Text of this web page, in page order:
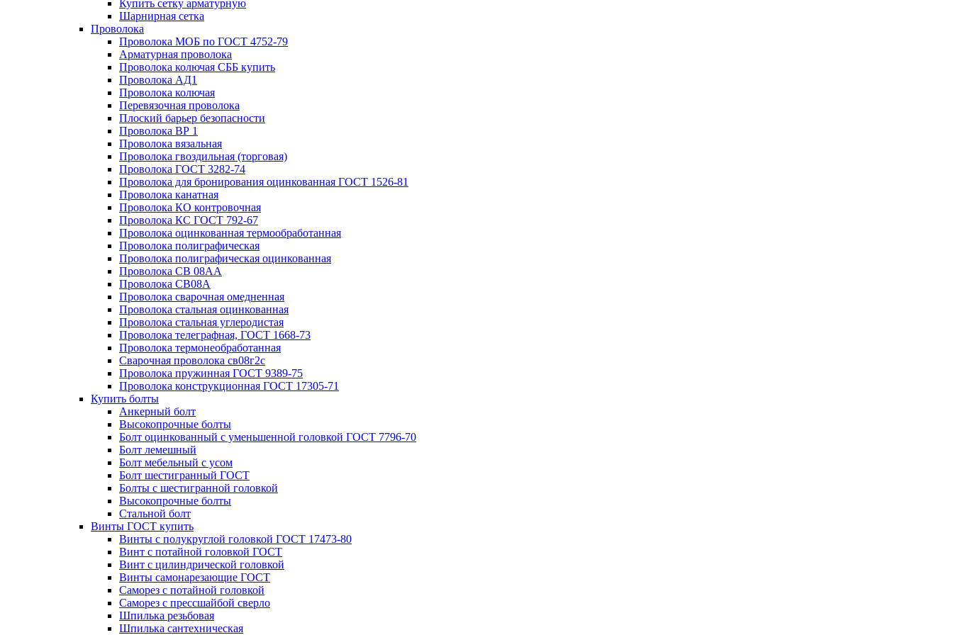
Купить сетку арматурную
Шарнирная сетка
Проволока
Проволока МОБ по ГОСТ 4752-79
Арматурная проволока
Проволока колючая СББ купить
Проволока АД1
Проволока колючая
Перевязочная проволока
Плоский барьер безопасности
Проволока ВР 1
Проволока вязальная
Проволока гвоздильная (торговая)
Проволока ГОСТ 3282-74
Проволока для бронирования оцинкованная ГОСТ 1526-81
Проволока канатная
Проволока КО контровочная
Проволока КС ГОСТ 792-67
Проволока оцинкованная термообработанная
Проволока полиграфическая
Проволока полиграфическая оцинкованная
Проволока СВ 08АА
Проволока СВ08А
Проволока сварочная омедненная
Проволока стальная оцинкованная
Проволока стальная углеродистая
Проволока телеграфная, ГОСТ 1668-73
Проволока термонеобработанная
Сварочная проволока св08г2с
Проволока пружинная ГОСТ 9389-75
Проволока конструкционная ГОСТ 17305-71
Купить болты
Анкерный болт
Высокопрочные болты
Болт оцинкованный с уменьшенной головкой ГОСТ 7796-70
Болт лемешный
Болт мебельный с усом
Болт шестигранный ГОСТ
Болты с шестигранной головкой
Высокопрочные болты
Стальной болт
Винты ГОСТ купить
Винты с полукруглой головкой ГОСТ 17473-80
Винт с потайной головкой ГОСТ
Винт с цилиндрической головкой
Винты самонарезающие ГОСТ
Саморез с потайной головкой
Саморез с прессшайбой сверло
Шпилька резьбовая
Шпилька сантехническая